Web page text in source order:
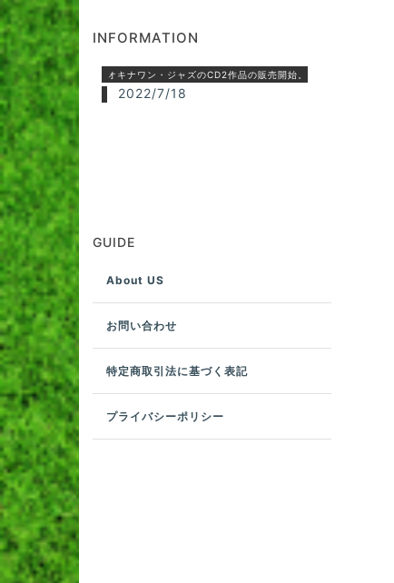
INFORMATION
オキナワン・ジャズのCD2作品の販売開始。
2022/7/18
GUIDE
About US
お問い合わせ
特定商取引法に基づく表記
プライバシーポリシー